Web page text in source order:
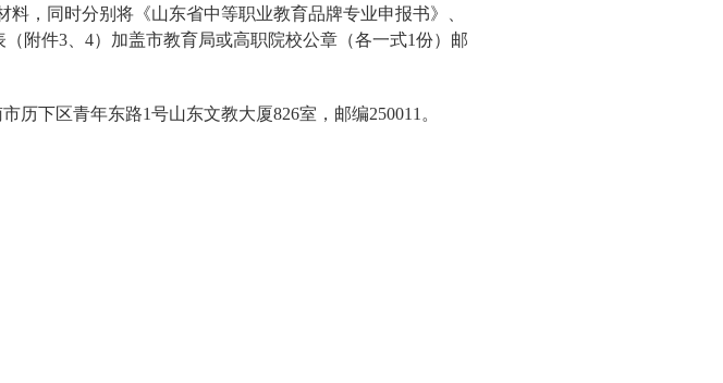
，同时分别将《山东省中等职业教育品牌专业申报书》、
附件3、4）加盖市教育局或高职院校公章（各一式1份）邮
历下区青年东路1号山东文教大厦826室，邮编250011。